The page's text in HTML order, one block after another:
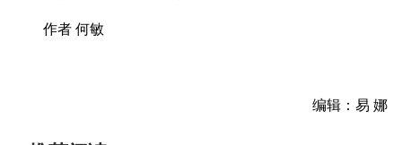
作者 何敏
编辑：易 娜